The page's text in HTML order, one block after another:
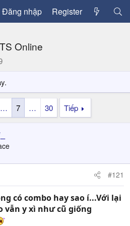
Đăng nhập Register
Online
… 7 … 30 Tiếp
#121
có combo hay sao í...Với lại
vẫn y xì như cũ giống